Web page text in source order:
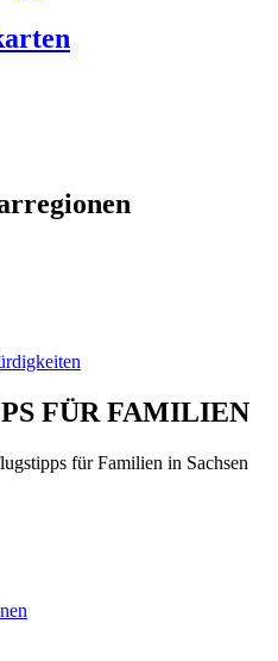
FÜR FAMILIEN
für Familien in Sachsen